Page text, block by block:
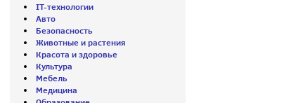
IT-технологии
Авто
Безопасность
Животные и растения
Красота и здоровье
Культура
Мебель
Медицина